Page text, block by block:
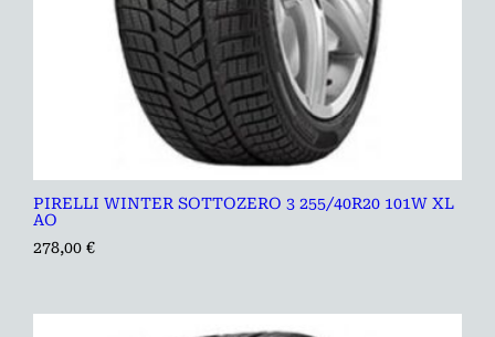
PIRELLI WINTER SOTTOZERO 3 255/40R20 101W XL
AO
278,00 €